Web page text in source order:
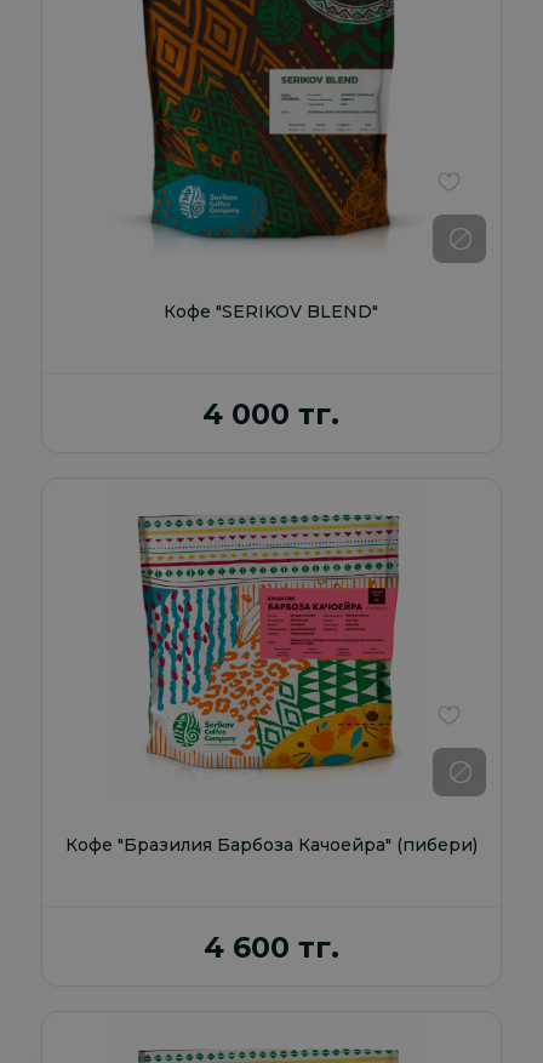
Кофе "SERIKOV BLEND"
4 000 тг.
В
Кофе "Бразилия Барбоза Качоейра" (пибери)
4 600 тг.
В